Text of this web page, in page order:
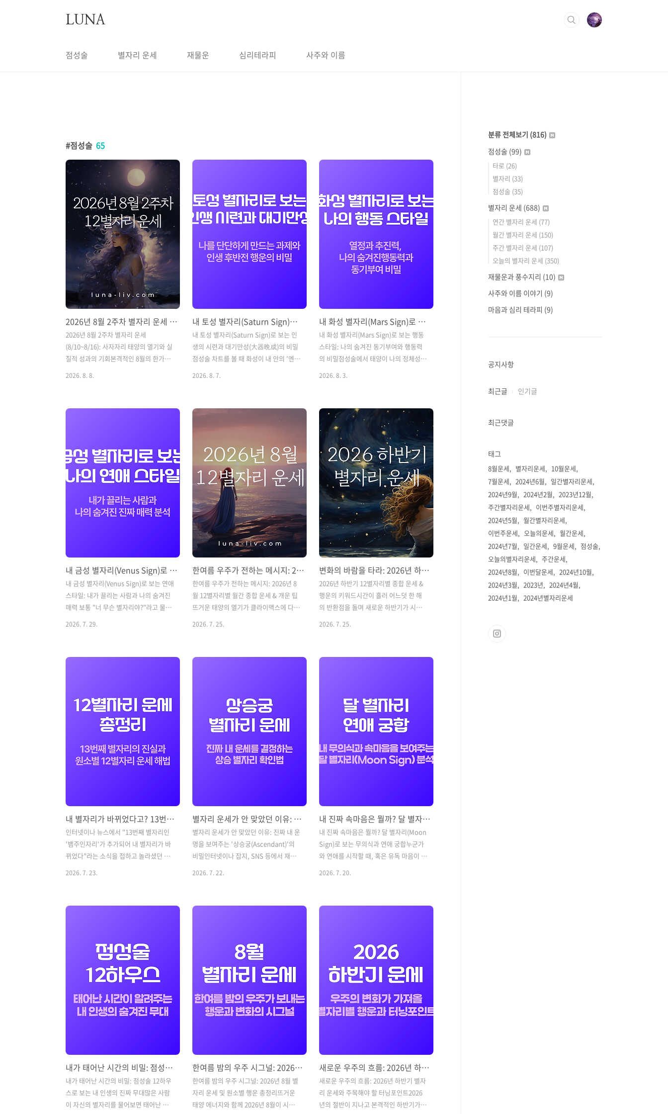
LUNA
점성술 별자리 운세 재물운 심리테라피 사주와 이름
점성술 65
2026년 8월 2주차 별자리 운세 (8/10~8/16): 사자자리 태양의 열기와 실질적 성과의 기회
2026년 8월 2주차 별자리 운세
(8/10~8/16): 사자자리 태양의 열기와 실
질적 성과의 기회본격적인 8월의 한가운
와 함께, 그동안 머릿속으로만 구상하던
않도록 '자신감과 배려의 균형'을 잡는 것
이 핵심입니다.우주의 행성 배치가 전하
는 12별자리별 상세 운세와 실전 디렉션
(8/10 ~ 8/16) 12별자리별 상세 운세♈
양자리 (3/21 ~ 4/19)총운: 창의력과 열정
2026. 8. 8.
내 토성 별자리(Saturn Sign)로 보는 인생의 시련과 대기만성(大器晩成)의 비밀
내 토성 별자리(Saturn Sign)로 보는 인
생의 시련과 대기만성(大器晩成)의 비밀
점성술 차트를 볼 때 화성이 내 안의 '엔진
별자리와 하우스는 내 삶에서 이상하게
자꾸 걸림돌이 생기거나, 부담감을 느끼
거나, 유독 남들보다 노력이 더 많이 들어
술에서 토성은 단순히 불운을 뜻하지 않
습니다. 토성의 시련을 견뎌내고 통과한
분야야말로 인생 후반부에 절대 흔들리지
않는 나만의 가장 강력한 무기가 됩니다.
오늘은 4대 원소(불, 흙, 바람, 물)별 토성
별자리가 가진 인생 과제와 성숙의 비밀
을 알아보겠습니다. 💡 내 토성 별자리
(Saturn Sign),..
2026. 8. 7.
내 화성 별자리(Mars Sign)로 보는 행동 스타일: 나의 숨겨진 동기부여와 행동력의 비밀
내 화성 별자리(Mars Sign)로 보는 행동
스타일: 나의 숨겨진 동기부여와 행동력
의 비밀점성술에서 태양이 나의 정체성,
니다."나는 왜 일을 시작할 때 이렇게 행
동할까?", "스트레스를 받을 때 나는 어떻
게 분출할까?", "나를 진짜 움직이게 만드
는 동기부여는 뭘까?"라는 질문의 답은
바로 내 출생 차트 속 '화성 별자리'에 숨
어 있습니다.오늘은 4대 원소(불, 흙, 바
람, 물)별 화성 별자리가 가진 고유한 추진
력과 행동 스타일, 그리고 효과적인 에너
지 활용법을 알아보겠습니다. 💡 내 화성
별자리(Mars Sign), 어디서 확인할 수 있
나요?생년월일과 태어난 시를 입력..
2026. 8. 3.
내 금성 별자리(Venus Sign)로 보는 연애 스타일: 내가 끌리는 사람과 나의 숨겨진 매력
내 금성 별자리(Venus Sign)로 보는 연애
스타일: 내가 끌리는 사람과 나의 숨겨진
매력 보통 "너 무슨 별자리야?"라고 물을
을 뜻한다면, 점성술에서 사랑과 미(美),
일과 진짜 매력은 뭘까?"라는 궁금증이
든다면 내 출생 차트에서 '금성 별자리'를
확인해야 합니다.오늘은 4대 원소(불, 흙,
일과 타고난 매력 포인트에 대해 알아보
겠습니다. 💡 내 금성 별자리 확인하는 법
2026. 7. 29.
한여름 우주가 전하는 메시지: 2026년 8월 12별자리별 월간 종합 운세 & 개운 팁
한여름 우주가 전하는 메시지: 2026년 8
월 12별자리별 월간 종합 운세 & 개운 팁
뜨거운 태양의 열기가 클라이맥스에 다다
력한 생명력과 주도권, 자신감을 세상에
더없이 좋은 달입니다. 8월 한 달 동안 12
별자리에게 펼쳐질 우주의 에너지와 행운
을 끌어당기는 비결을 총정리해 드립니
준)'와 '상승궁(Ascendant)' 모두에 해당
하므로, 두 별자리를 함께 읽으시면 더욱
2026. 7. 25.
변화의 바람을 타라: 2026년 하반기 12별자리별 종합 운세 & 행운의 키워드
2026년 하반기 12별자리별 종합 운세 &
행운의 키워드시간이 흘러 어느덧 한 해
의 반환점을 돌며 새로운 하반기가 시작
하거나 삶의 커다란 방향을 전환하는 중
을 준비하고, 맑은 바람이 불어올 때 배를
띄우듯, 우주의 에너지를 미리 파악하는
것은 삶의 성공 확률을 비약적으로 높여
로 나누어 살펴보는 12별자리 전체의 하
반기 핵심 운세 흐름과 행운을 끌어당기
2026. 7. 25.
내 별자리가 바뀌었다고? 13번째 별자리의 진실과 12별자리 운세 총정리
인터넷이나 뉴스에서 "13번째 별자리인
'뱀주인자리'가 추가되어 내 별자리가 바
뀌었다"라는 소식을 접하고 놀라셨던 적
하며 혼란스러우셨을 텐데요.결론부터 말
늘은 13번째 별자리 해프닝에 관한 명쾌
한 상식과 함께, 12개 별자리 전체의 핵심
성향 및 운세 흐름을 한눈에 파악할 수 있
는 가이드를 정리해 드리겠습니다. 1. 13
번째 별자리 '뱀주인자리', 정말 내 별자
리가 바뀐 걸까?몇 년 전 언론을 통해 "지
2026. 7. 23.
별자리 운세가 안 맞았던 이유: 진짜 내 운명을 보여주는 '상승궁(Ascendant)'의 비밀
별자리 운세가 안 맞았던 이유: 진짜 내 운
명을 보여주는 '상승궁(Ascendant)'의
비밀인터넷이나 잡지, SNS 등에서 재미
하지?", "재물운이 대박 난다는데 왜 지갑
굳게 믿고 있었던 태양 별자리(생일 기준
별자리)로만 운세를 보았기 때문입니다.
서양 점성술에서 실제 운세 흐름이나 정
밀한 사주 상담을 진행할 때는 태양 별자
리보다 훨씬 중요하게 들여다보는 기준이
따로 있습니다. 바로 내가 태어난 순간 동
2026. 7. 22.
내 진짜 속마음은 뭘까? 달 별자리(Moon Sign)로 보는 무의식과 연애 궁합
내 진짜 속마음은 뭘까? 달 별자리(Moon
Sign)로 보는 무의식과 연애 궁합누군가
와 연애를 시작할 때, 혹은 유독 마음이 잘
다는데 왜 만나기만 하면 이렇게 감정적
알고 있는 별자리는 태양이 머물렀던 위
치를 뜻하는 '태양 별자리'로, 사회적 자
아와 겉모습을 뜻합니다. 반면, 내가 태어
난 순간 달이 머물렀던 '달 별자리'는 나의
무의식, 본능적인 감정, 그리고 사랑을 느
끼고 표현하는 진짜 속마음을 상징합니
2026. 7. 20.
내가 태어난 시간의 비밀: 점성술 12하우스로 보는 내 인생의 진짜 무대
내가 태어난 시간의 비밀: 점성술 12하우
스로 보는 내 인생의 진짜 무대많은 사람
이 자신의 별자리를 물어보면 태어난 양
한여름 밤의 우주 시그널: 2026년 8월 별자리 운세 및 원소별 행운 총정리
한여름 밤의 우주 시그널: 2026년 8월 별
자리 운세 및 원소별 행운 총정리뜨거운
태양 에너지와 함께 2026년 8월이 시작되
새로운 우주의 흐름: 2026년 하반기 별자리 운세와 주목해야 할 터닝포인트
새로운 우주의 흐름: 2026년 하반기 별자
리 운세와 주목해야 할 터닝포인트2026
년의 절반이 지나고 본격적인 하반기가
분류 전체보기 (816)
점성술 (99)
타로 (26)
별자리 (33)
점성술 (35)
별자리 운세 (688)
연간 별자리 운세 (77)
월간 별자리 운세 (150)
주간 별자리 운세 (107)
오늘의 별자리 운세 (350)
재물운과 풍수지리 (10)
사주와 이름 이야기 (9)
마음과 심리 테라피 (9)
공지사항
최근글 인기글
최근댓글
태그
8월운세 별자리운세
10월운세
7월운세
2024년6월
일간별자리운세
2024년9월
2024년2월
2023년12월
주간별자리운세
이번주별자리운세
2024년5월
월간별자리운세
이번주운세
오늘의운세
월간운세
2024년7월
일간운세 9월운세
점성술
오늘의별자리운세
주간운세
2024년8월
이번달운세
2024년10월
2024년3월
2023년
2024년4월
2024년1월
2024년별자리운세